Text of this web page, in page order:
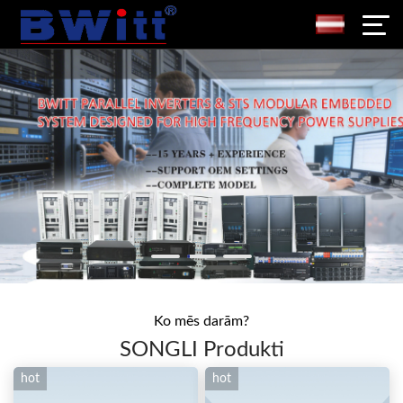
Ko mēs darām?
SONGLI Produkti
hot hot